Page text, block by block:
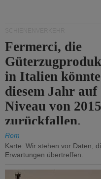
Fermerci, die
in Italien
diesem Jahr auf
Niveau von 2015
zurückfallen.
Rom
Karte: Wir stehen vor Daten,
Erwartungen übertreffen.